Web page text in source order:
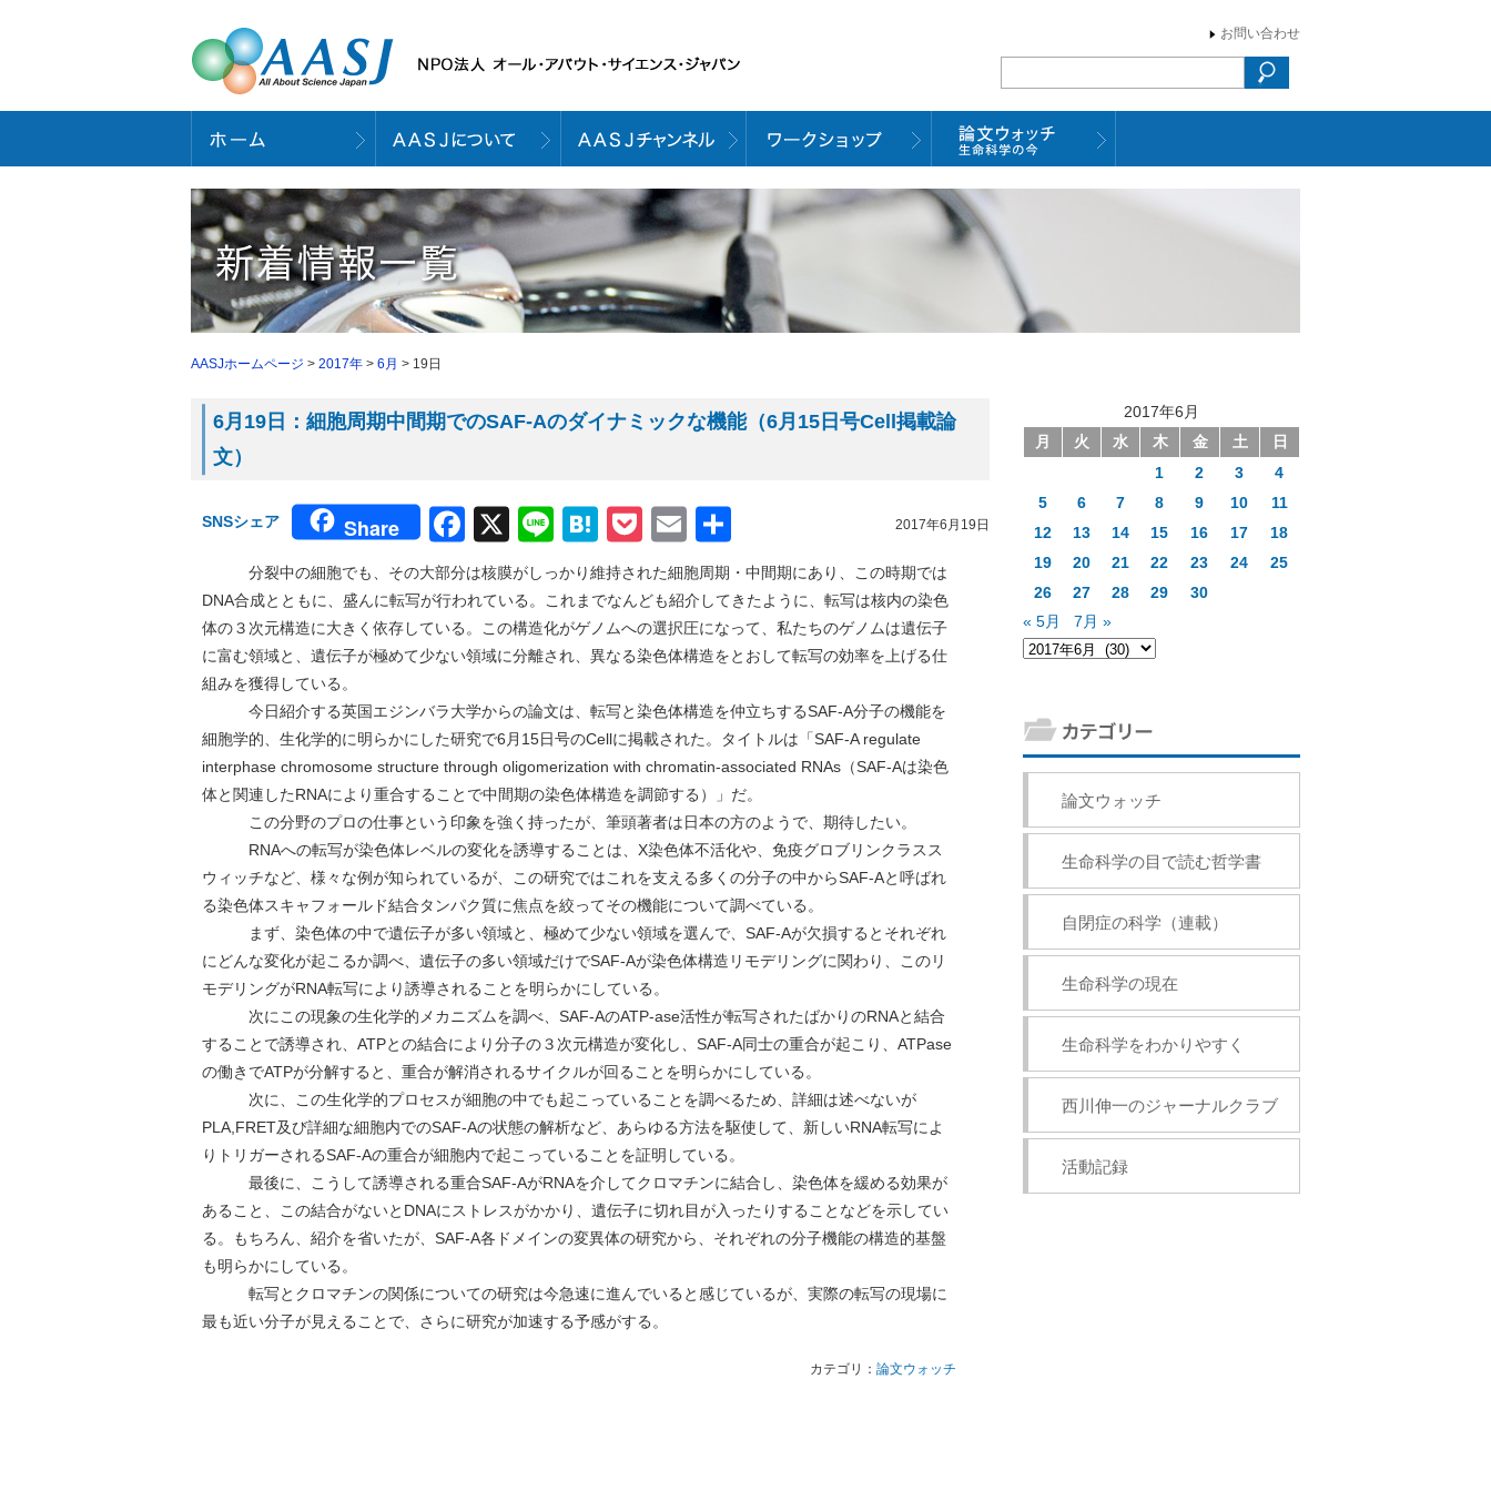
お問い合わせ
AASJホームページ > 2017年 > 6月 > 19日
6月19日：細胞周期中間期でのSAF-Aのダイナミックな機能（6月15日号Cell掲載論
文）
2017年6月19日
SNSシェア Share Facebook
X LineHatena
Pocket
Email
有
分裂中の細胞でも、その大部分は核膜がしっかり維持された細胞周期・中間期にあり、この時期では
DNA合成とともに、盛んに転写が行われている。これまでなんども紹介してきたように、転写は核内の染色
体の３次元構造に大きく依存している。この構造化がゲノムへの選択圧になって、私たちのゲノムは遺伝子
に富む領域と、遺伝子が極めて少ない領域に分離され、異なる染色体構造をとおして転写の効率を上げる仕
組みを獲得している。
今日紹介する英国エジンバラ大学からの論文は、転写と染色体構造を仲立ちするSAF-A分子の機能を
細胞学的、生化学的に明らかにした研究で6月15日号のCellに掲載された。タイトルは「SAF-A regulate
interphase chromosome structure through oligomerization with chromatin-associated RNAs（SAF-Aは染色
体と関連したRNAにより重合することで中間期の染色体構造を調節する）」だ。
この分野のプロの仕事という印象を強く持ったが、筆頭著者は日本の方のようで、期待したい。
RNAへの転写が染色体レベルの変化を誘導することは、X染色体不活化や、免疫グロブリンクラスス
ウィッチなど、様々な例が知られているが、この研究ではこれを支える多くの分子の中からSAF-Aと呼ばれ
る染色体スキャフォールド結合タンパク質に焦点を絞ってその機能について調べている。
まず、染色体の中で遺伝子が多い領域と、極めて少ない領域を選んで、SAF-Aが欠損するとそれぞれ
にどんな変化が起こるか調べ、遺伝子の多い領域だけでSAF-Aが染色体構造リモデリングに関わり、このリ
モデリングがRNA転写により誘導されることを明らかにしている。
次にこの現象の生化学的メカニズムを調べ、SAF-AのATP-ase活性が転写されたばかりのRNAと結合
することで誘導され、ATPとの結合により分子の３次元構造が変化し、SAF-A同士の重合が起こり、ATPase
の働きでATPが分解すると、重合が解消されるサイクルが回ることを明らかにしている。
次に、この生化学的プロセスが細胞の中でも起こっていることを調べるため、詳細は述べないが
PLA,FRET及び詳細な細胞内でのSAF-Aの状態の解析など、あらゆる方法を駆使して、新しいRNA転写によ
りトリガーされるSAF-Aの重合が細胞内で起こっていることを証明している。
最後に、こうして誘導される重合SAF-AがRNAを介してクロマチンに結合し、染色体を緩める効果が
あること、この結合がないとDNAにストレスがかかり、遺伝子に切れ目が入ったりすることなどを示してい
る。もちろん、紹介を省いたが、SAF-A各ドメインの変異体の研究から、それぞれの分子機能の構造的基盤
も明らかにしている。
転写とクロマチンの関係についての研究は今急速に進んでいると感じているが、実際の転写の現場に
最も近い分子が見えることで、さらに研究が加速する予感がする。
カテゴリ： 論文ウォッチ
2017年6月
月
火 水 木 金 土
日
1
2 3
4
5
6 7 8 9 10
11
12
13 14 15 16 17
18
19
20 21 22 23 24
25
26
27 28 29
30
« 5月
7月 »
論文ウォッチ
生命科学の目で読む哲学書
自閉症の科学（連載）
生命科学の現在
生命科学をわかりやすく
西川伸一のジャーナルクラブ
活動記録